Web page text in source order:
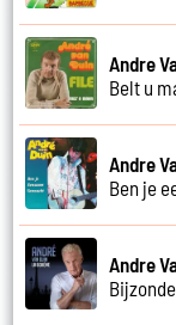
Andre
Belt u
Andre
Ben je
Andre